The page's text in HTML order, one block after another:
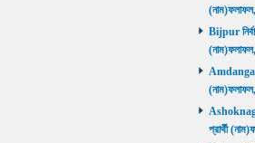
Bijpur
Amdanga
প্রার্থী